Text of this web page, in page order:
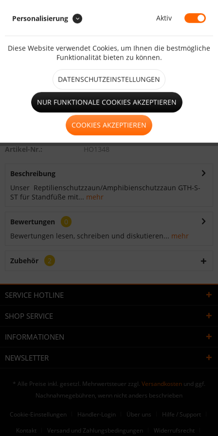
Zwischensumme:
Gesamtsumme:
zzgl. Versandkosten
KALKULIEREN
Bewerten
Artikel-Nr.: HO1348
Beschreibung
Unser Reptilienschutzzaun/Amphibienschutzzaun GTH-S-
ST für Standfüße mit... mehr
Bewertungen
0
Bewertungen lesen, schreiben und diskutieren... mehr
Zubehör 2
SERVICE HOTLINE
SHOP SERVICE
INFORMATIONEN
NEWSLETTER
* Alle Preise inkl. gesetzl. Mehrwertsteuer zzgl. Versandkosten und ggf.
Nachnahmegebühren, wenn nicht anders beschrieben
Cookie-Einstellungen Händler-Login Über uns
Hilfe / Support
Kontakt
Versand und Zahlungsbedingungen Widerrufsrecht
Personalisierung Aktiv
Diese Website verwendet Cookies, um Ihnen die bestmögliche
Funktionalität bieten zu können.
DATENSCHUTZEINSTELLUNGEN
NUR FUNKTIONALE COOKIES AKZEPTIEREN
COOKIES AKZEPTIEREN